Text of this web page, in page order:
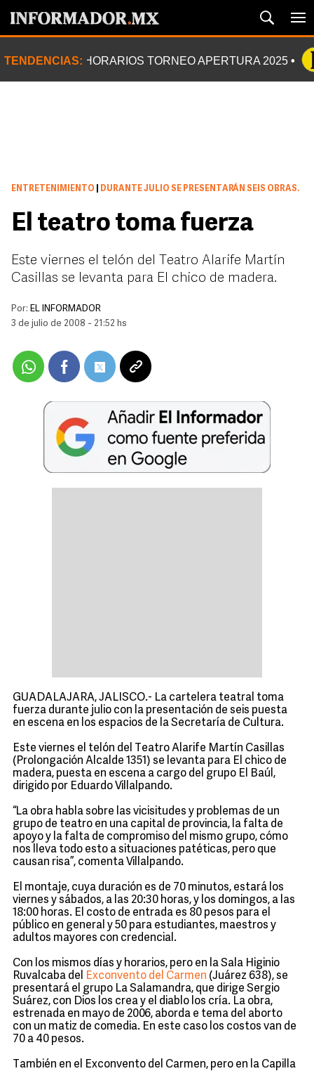
TENDENCIAS: HORARIOS TORNEO APERTURA 2025
ENTRETENIMIENTO DURANTE JULIO SE PRESENTARÁN SEIS OBRAS.
El teatro toma fuerza
Este viernes el telón del Teatro Alarife Martín
Casillas se levanta para El chico de madera.
Por: EL INFORMADOR
3 de julio de 2008 - 21:52 hs
GUADALAJARA, JALISCO.- La cartelera teatral toma
fuerza durante julio con la presentación de seis puesta
en escena en los espacios de la Secretaría de Cultura.
Este viernes el telón del Teatro Alarife Martín Casillas
(Prolongación Alcalde 1351) se levanta para El chico de
madera, puesta en escena a cargo del grupo El Baúl,
dirigido por Eduardo Villalpando.
“La obra habla sobre las vicisitudes y problemas de un
grupo de teatro en una capital de provincia, la falta de
apoyo y la falta de compromiso del mismo grupo, cómo
nos lleva todo esto a situaciones patéticas, pero que
causan risa”, comenta Villalpando.
El montaje, cuya duración es de 70 minutos, estará los
viernes y sábados, a las 20:30 horas, y los domingos, a las
18:00 horas. El costo de entrada es 80 pesos para el
público en general y 50 para estudiantes, maestros y
adultos mayores con credencial.
Con los mismos días y horarios, pero en la Sala Higinio
Ruvalcaba del
Exconvento del Carmen (Juárez 638), se
presentará el grupo La Salamandra, que dirige Sergio
Suárez, con Dios los crea y el diablo los cría. La obra,
estrenada en mayo de 2006, aborda e tema del aborto
con un matiz de comedia. En este caso los costos van de
70 a 40 pesos.
También en el Exconvento del Carmen, pero en la Capilla